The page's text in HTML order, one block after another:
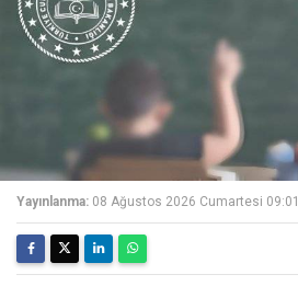
Yayınlanma: 08 Ağustos 2026 Cumartesi 09:01